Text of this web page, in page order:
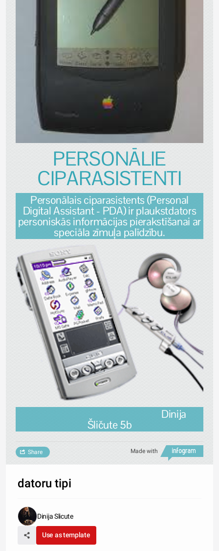
PERSONĀLIE
CIPARASISTENTI
Personālais ciparasistents (Personal
Digital Assistant - PDA) ir plaukstdators
personiskās informācijas pierakstīšanai ar
speciāla zīmuļa palīdzību.
Dinija
Šličute 5b
Made with
Share
datoru tipi
Dinija Slicute
Use as template